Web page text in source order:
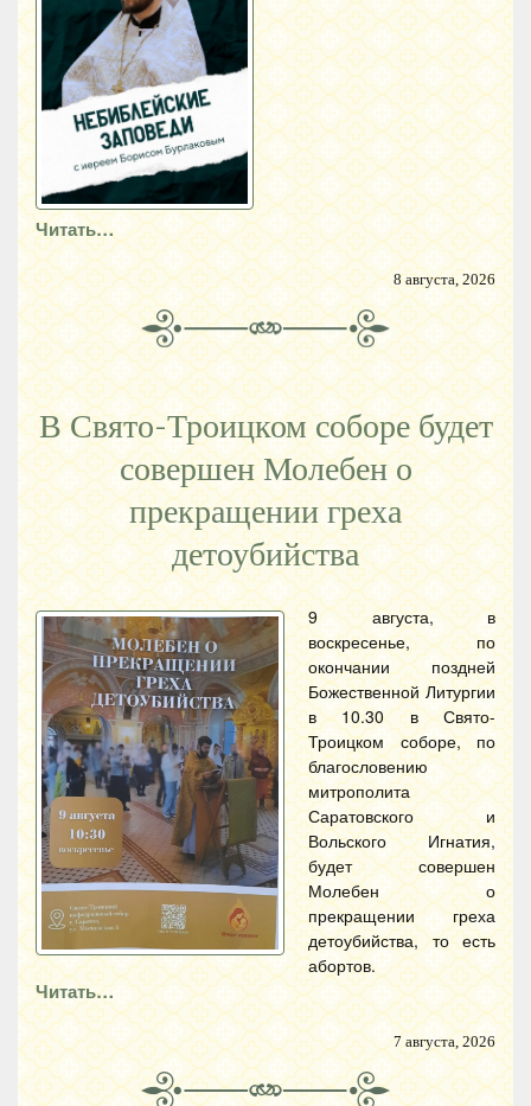
Читать…
8 августа, 2026
В Свято-Троицком соборе будет
совершен Молебен о
прекращении греха
детоубийства
9 августа, в
воскресенье, по
окончании поздней
Божественной Литургии
в 10.30 в Свято-
Троицком соборе, по
благословению
митрополита
Саратовского и
Вольского Игнатия,
будет совершен
Молебен о
прекращении греха
детоубийства, то есть
абортов.
Читать…
7 августа, 2026